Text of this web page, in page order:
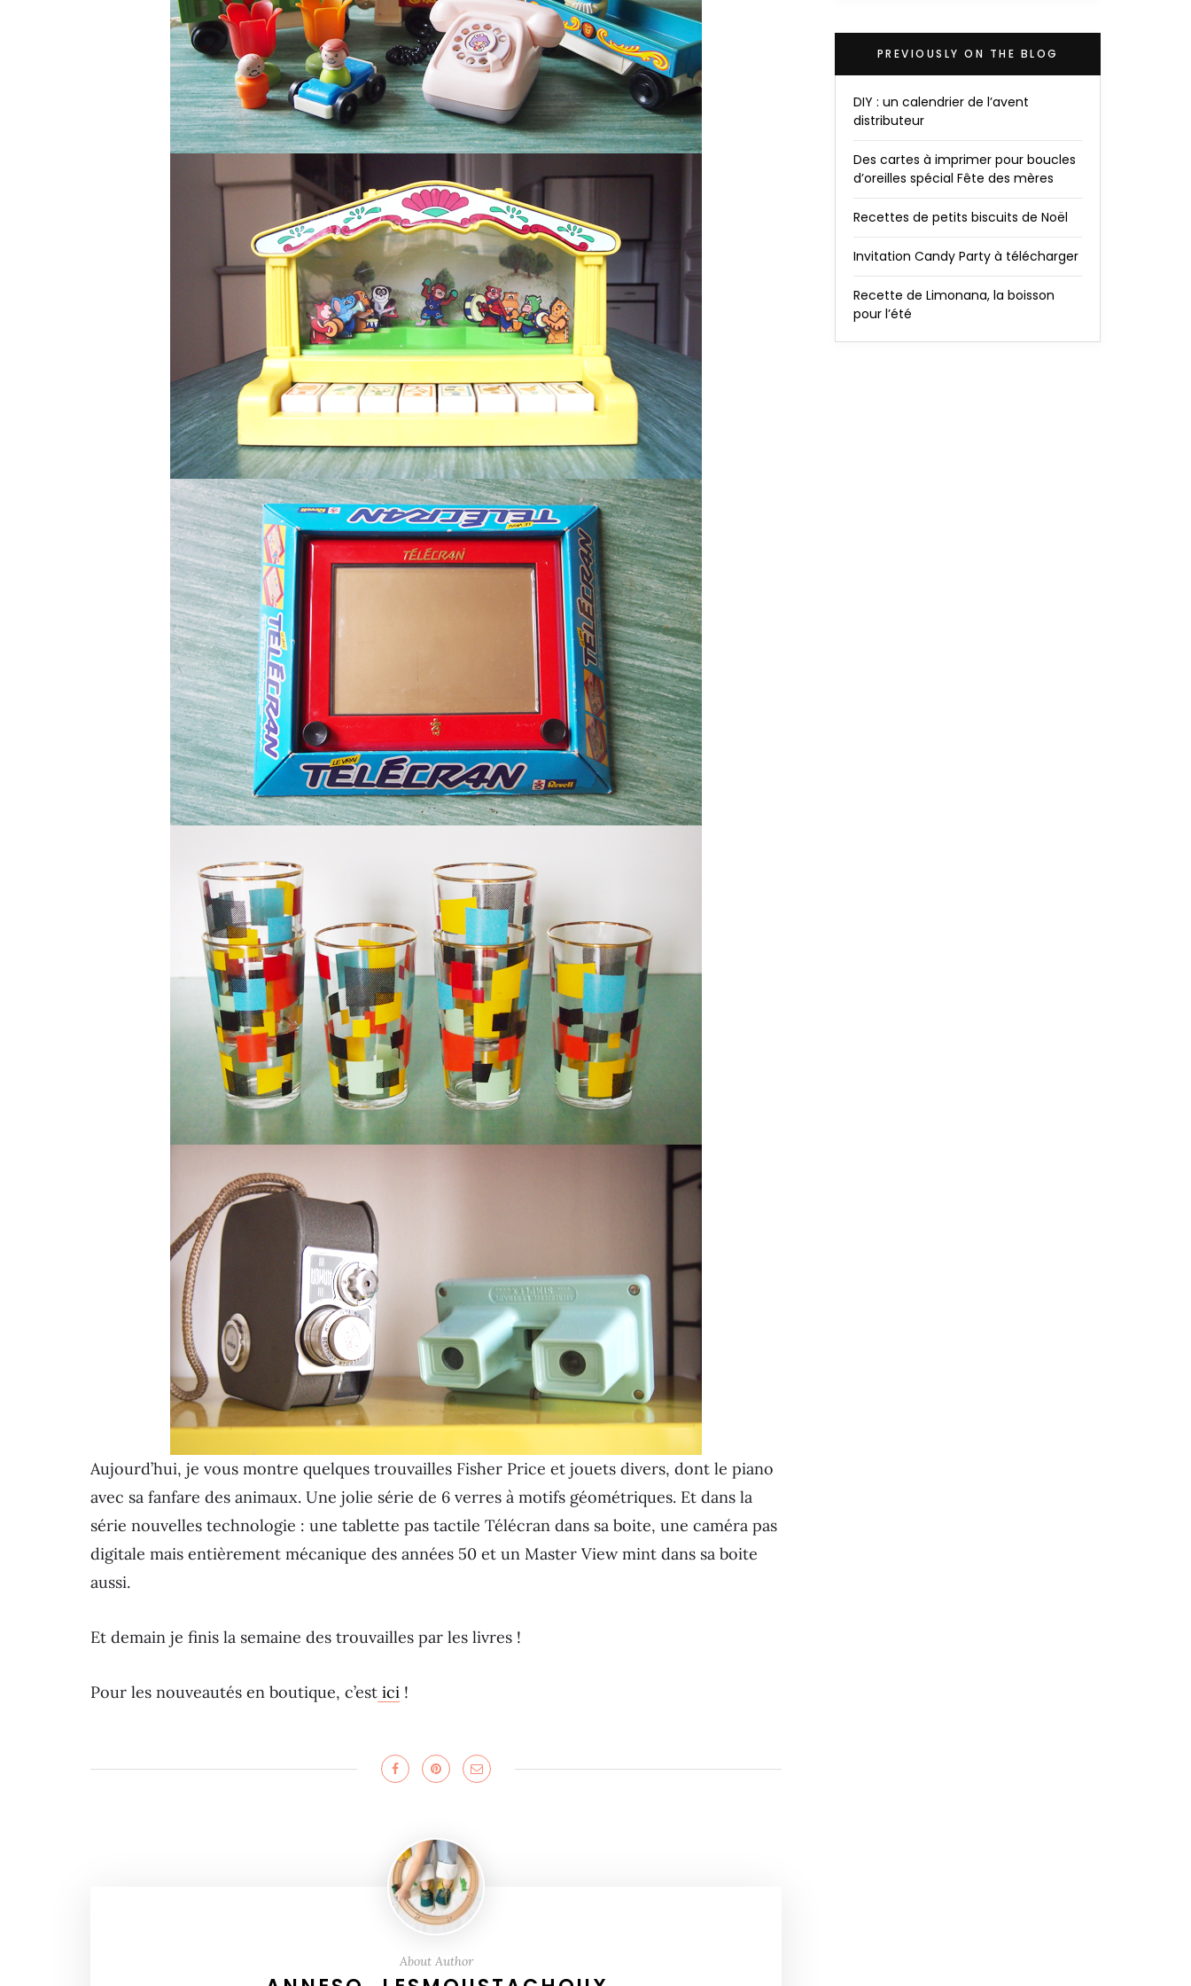
Aujourd’hui, je vous montre quelques trouvailles Fisher Price et jouets divers, dont le piano
avec sa fanfare des animaux. Une jolie série de 6 verres à motifs géométriques. Et dans la
série nouvelles technologie : une tablette pas tactile Télécran dans sa boite, une caméra pas
digitale mais entièrement mécanique des années 50 et un Master View mint dans sa boite
aussi.
Et demain je finis la semaine des trouvailles par les livres !
Pour les nouveautés en boutique, c’est ici !
About Author
PREVIOUSLY ON THE BLOG
DIY : un calendrier de l’avent
distributeur
Des cartes à imprimer pour boucles
d’oreilles spécial Fête des mères
Recettes de petits biscuits de Noël
Invitation Candy Party à télécharger
Recette de Limonana, la boisson
pour l’été